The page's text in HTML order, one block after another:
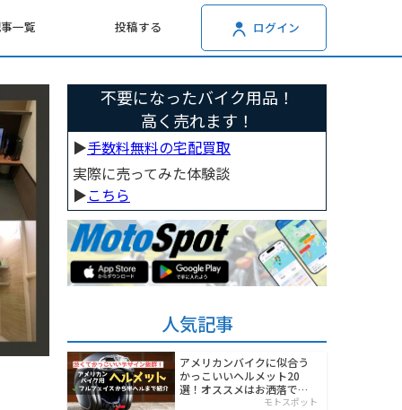
一覧 投稿する ログイン
不要になったバイク用品！
高く売れます！
▶︎手数料無料の宅配買取
実際に売ってみた体験談
▶︎こちら
人気記事
アメリカンバイクに似合う
かっこいいヘルメット20
選！オススメはお洒落でワ
モトスポット